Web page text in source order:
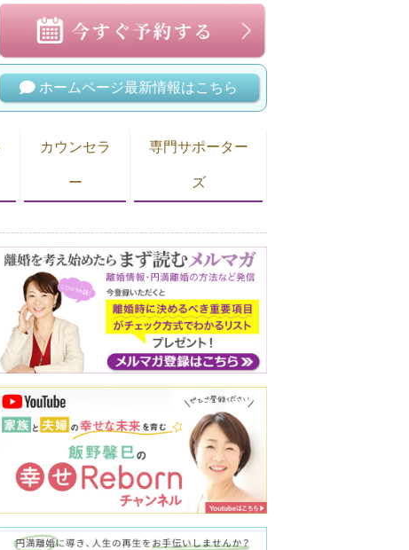
ホームページ最新情報はこちら
カウンセラ
ー
専門サポーター
ズ